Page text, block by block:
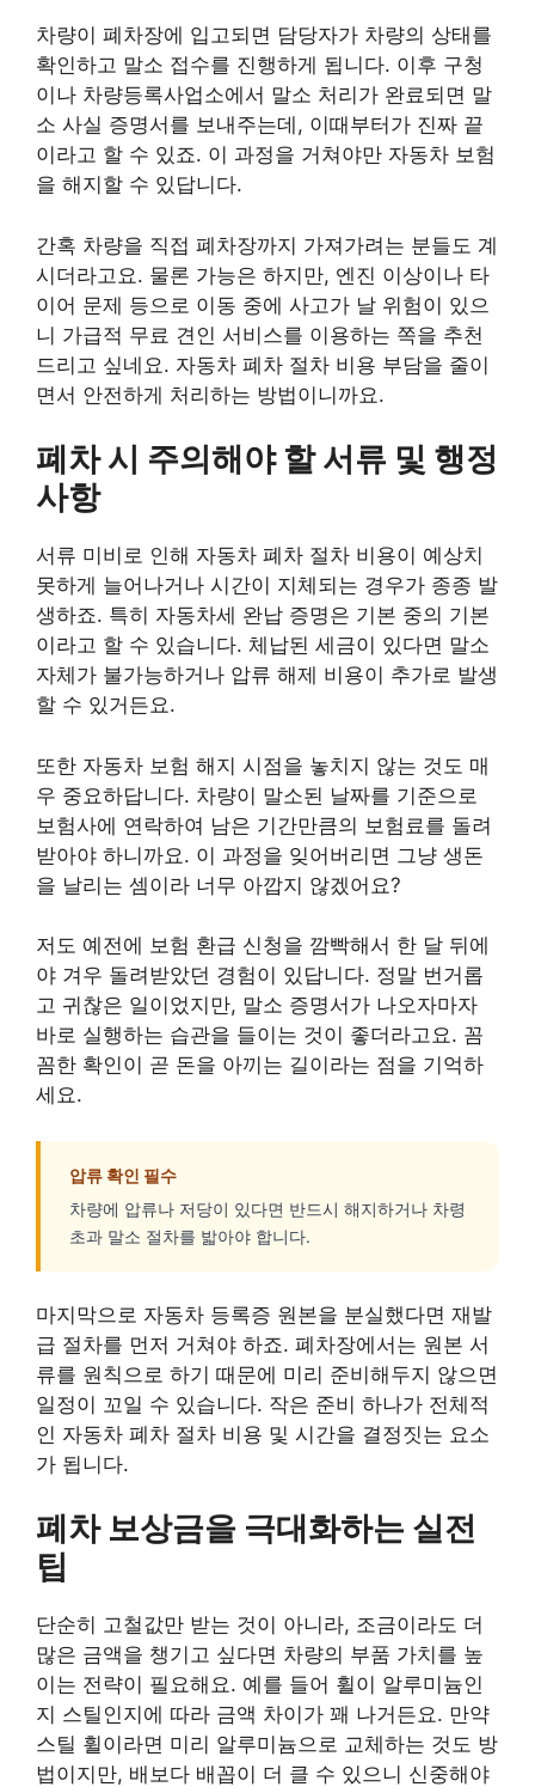
차량이 폐차장에 입고되면 담당자가 차량의 상태를
확인하고 말소 접수를 진행하게 됩니다. 이후 구청
이나 차량등록사업소에서 말소 처리가 완료되면 말
소 사실 증명서를 보내주는데, 이때부터가 진짜 끝
이라고 할 수 있죠. 이 과정을 거쳐야만 자동차 보험
을 해지할 수 있답니다.
간혹 차량을 직접 폐차장까지 가져가려는 분들도 계
시더라고요. 물론 가능은 하지만, 엔진 이상이나 타
이어 문제 등으로 이동 중에 사고가 날 위험이 있으
니 가급적 무료 견인 서비스를 이용하는 쪽을 추천
드리고 싶네요. 자동차 폐차 절차 비용 부담을 줄이
면서 안전하게 처리하는 방법이니까요.
폐차 시 주의해야 할 서류 및 행정
사항
서류 미비로 인해 자동차 폐차 절차 비용이 예상치
못하게 늘어나거나 시간이 지체되는 경우가 종종 발
생하죠. 특히 자동차세 완납 증명은 기본 중의 기본
이라고 할 수 있습니다. 체납된 세금이 있다면 말소
자체가 불가능하거나 압류 해제 비용이 추가로 발생
할 수 있거든요.
또한 자동차 보험 해지 시점을 놓치지 않는 것도 매
우 중요하답니다. 차량이 말소된 날짜를 기준으로
보험사에 연락하여 남은 기간만큼의 보험료를 돌려
받아야 하니까요. 이 과정을 잊어버리면 그냥 생돈
을 날리는 셈이라 너무 아깝지 않겠어요?
저도 예전에 보험 환급 신청을 깜빡해서 한 달 뒤에
야 겨우 돌려받았던 경험이 있답니다. 정말 번거롭
고 귀찮은 일이었지만, 말소 증명서가 나오자마자
바로 실행하는 습관을 들이는 것이 좋더라고요. 꼼
꼼한 확인이 곧 돈을 아끼는 길이라는 점을 기억하
세요.
압류 확인 필수
차량에 압류나 저당이 있다면 반드시 해지하거나 차령
초과 말소 절차를 밟아야 합니다.
마지막으로 자동차 등록증 원본을 분실했다면 재발
급 절차를 먼저 거쳐야 하죠. 폐차장에서는 원본 서
류를 원칙으로 하기 때문에 미리 준비해두지 않으면
일정이 꼬일 수 있습니다. 작은 준비 하나가 전체적
인 자동차 폐차 절차 비용 및 시간을 결정짓는 요소
가 됩니다.
폐차 보상금을 극대화하는 실전
팁
단순히 고철값만 받는 것이 아니라, 조금이라도 더
많은 금액을 챙기고 싶다면 차량의 부품 가치를 높
이는 전략이 필요해요. 예를 들어 휠이 알루미늄인
지 스틸인지에 따라 금액 차이가 꽤 나거든요. 만약
스틸 휠이라면 미리 알루미늄으로 교체하는 것도 방
법이지만, 배보다 배꼽이 더 클 수 있으니 신중해야